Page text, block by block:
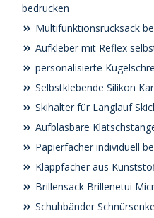
bedrucken
Multifunktionsrucksack
Aufkleber mit Reflex
personalisierte
Selbstklebende Silikon
Skihalter für Langlauf
Aufblasbare
Papierfächer individuell
Klappfächer aus
Brillensack Brillenetui
Schuhbänder